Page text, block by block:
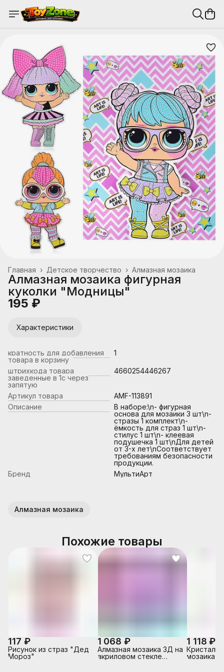
Алмазная мозаика
Детское творчество ›
Главная ›
Алмазная мозаика фигурная
куколки "Модницы"
195 ₽
Характеристики
кратность для добавления
товара в корзину
1
штрихкода товара
заведенные в 1с через
запятую
4660254446267
Артикул товара
AMF-113891
Описание
В наборе:\n- фигурная
основа для мозаики 3 шт\n-
стразы 1 комплект\n-
ёмкость для страз 1 шт\n-
стилус 1 шт\n- клеевая
подушечка 1 шт\nДля детей
от 3-х лет\nСоответствует
требованиям безопасности
продукции.
Бренд
МультиАрт
Алмазная мозаика
Похожие товары
117 ₽
Рисунок из страз "Дед
Мороз"
1 068 ₽
Алмазная мозаика 3Д на
акриловом стекле
1 118 ₽
мозаика